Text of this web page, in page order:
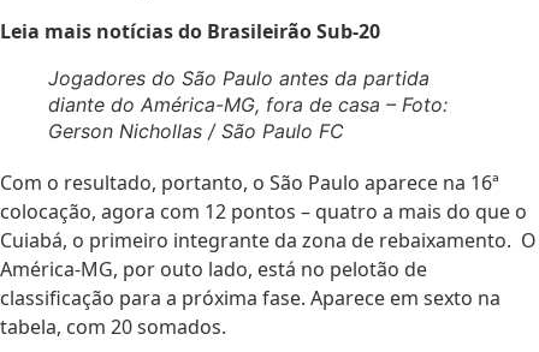
Leia mais notícias do Brasileirão Sub-20
Jogadores do São Paulo antes da partida
diante do América-MG, fora de casa – Foto:
Gerson Nichollas / São Paulo FC
Com o resultado, portanto, o São Paulo aparece na 16ª
colocação, agora com 12 pontos – quatro a mais do que o
Cuiabá, o primeiro integrante da zona de rebaixamento. O
América-MG, por outo lado, está no pelotão de
classificação para a próxima fase. Aparece em sexto na
tabela, com 20 somados.